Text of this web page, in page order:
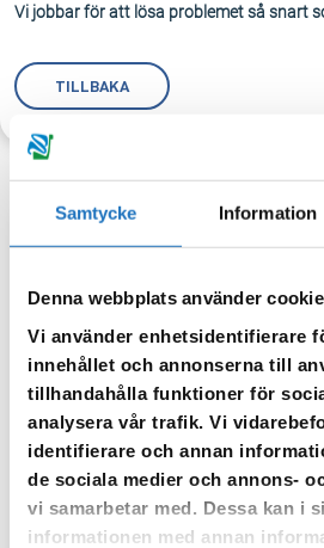
Samtycke Information
Denna webbplats använder
Vi använder enhetsidentifierare
innehållet och annonserna till
tillhandahålla funktioner för
analysera vår trafik. Vi
identifierare och annan
de sociala medier och annons-
vi samarbetar med. Dessa kan i
informationen med annan
Vi jobbar för att lösa problemet så snart
TILLBAKA
Vår sms-tjänst använder vi enbart för
om driftstörningar och andra
som fastighetsägare.